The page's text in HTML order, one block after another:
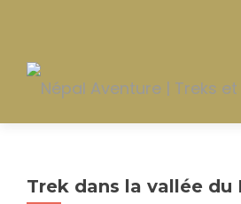
Trek dans la vallée du